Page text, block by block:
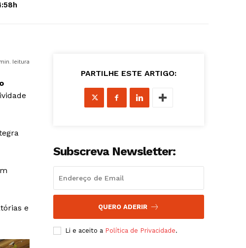
min. leitura
e
PARTILHE ESTE ARTIGO:
Subscreva Newsletter:
QUERO ADERIR
Li e aceito a Política de Privacidade.